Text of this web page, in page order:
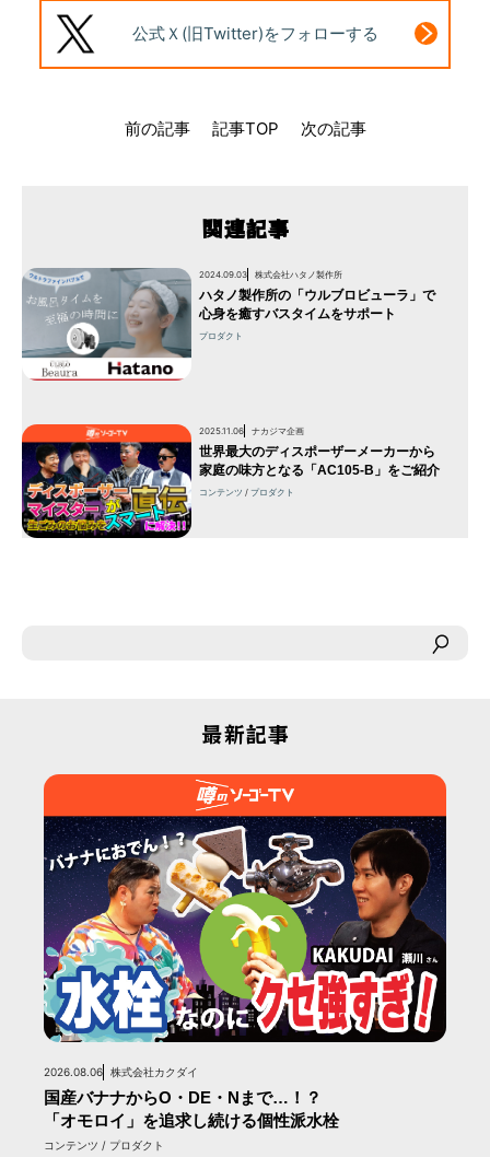
公式Ｘ(旧Twitter)をフォローする
前の記事 記事TOP 次の記事
関連記事
2024.09.03 株式会社ハタノ製作所
ハタノ製作所の「ウルブロビューラ」で
心身を癒すバスタイムをサポート
プロダクト
2025.11.06 ナカジマ企画
世界最大のディスポーザーメーカーから
家庭の味方となる「AC105-B」をご紹介
コンテンツ プロダクト
最新記事
2026.08.06 株式会社カクダイ
国産バナナからO・DE・Nまで…！？
「オモロイ」を追求し続ける個性派水栓
コンテンツ / プロダクト